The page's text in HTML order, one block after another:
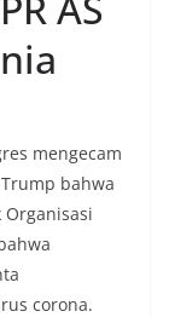
mengecam
bahwa
corona.